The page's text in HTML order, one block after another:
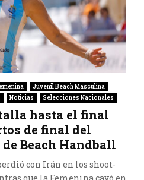
Juvenil Beach Masculina
Noticias Selecciones Nacionales
hasta el final
de final del
Beach Handball
con Irán en los shoot-
que la Femenina cayó en